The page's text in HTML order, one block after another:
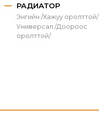
РАДИАТОР
Энгийн /Хажуу оролттой/
Универсал /Доороос
оролттой/